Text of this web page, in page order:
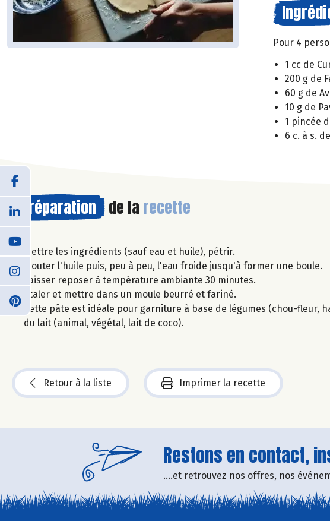
Pour 4
1 cc de
200 g de
60 g de
10 g de
1 pincée
6 c. à s.
Préparation de la recette
Mettre les ingrédients (sauf eau et huile), pétrir.
Ajouter l'huile puis, peu à peu, l'eau froide jusqu'à former une boule.
Laisser reposer à température ambiante 30 minutes.
Etaler et mettre dans un moule beurré et fariné.
Cette pâte est idéale pour garniture à base de légumes (chou-
du lait (animal, végétal, lait de coco).
Retour à la liste Imprimer la recette
Restons en contact,
....et retrouvez nos offres, nos